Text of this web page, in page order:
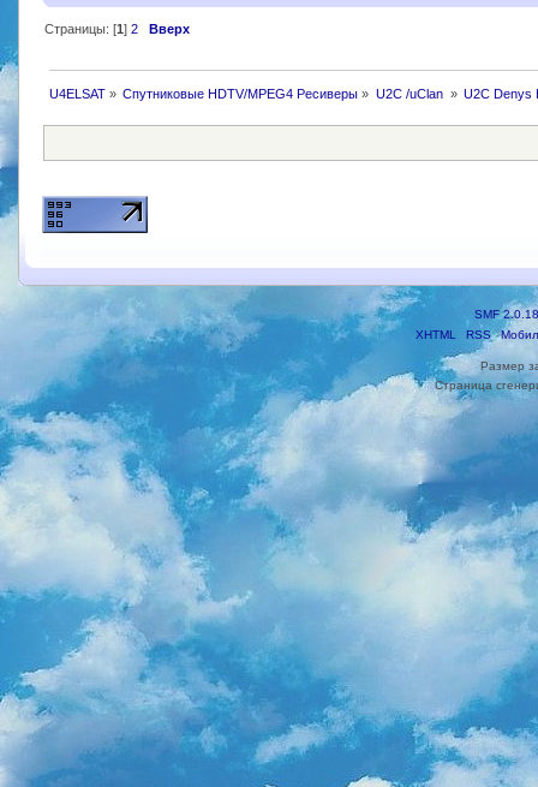
Страницы: [1] 2 Вверх
U4ELSAT» Спутниковые HDTV/MPEG4 Ресиверы » U2C /uClan » U2C Denys
SMF 2.0.18
XHTML
RSS
Размер
Страница